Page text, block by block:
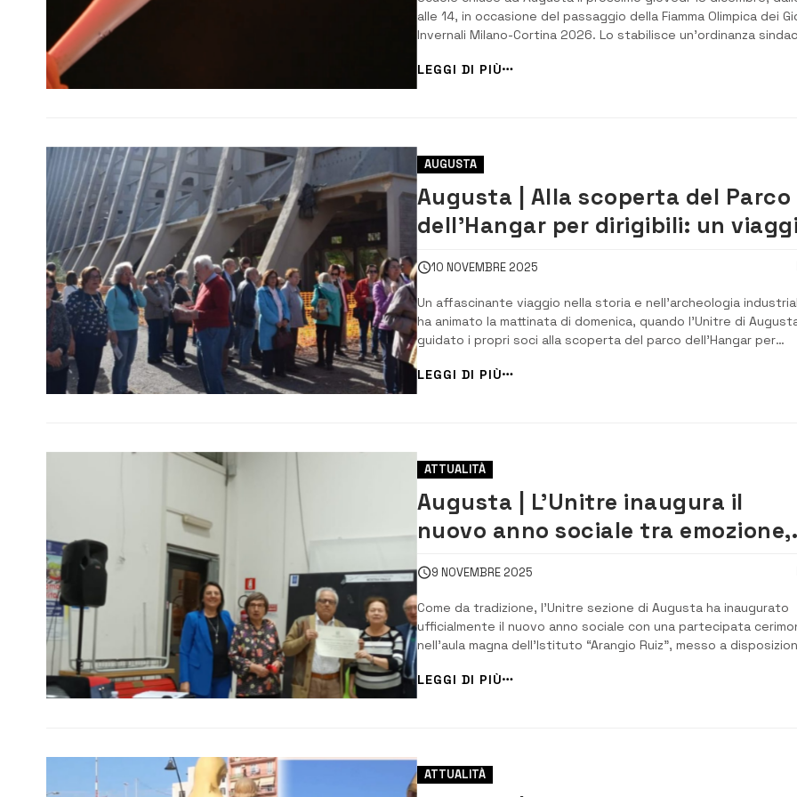
alle 14, in occasione del passaggio della Fiamma Olimpica dei
Invernali Milano-Cortina 2026. Lo stabilisce un’ordinanza
cittadinanza, in particolare degli studenti, a un evento di
eccezionale valore educativ...
LEGGI DI PIÙ
AUGUSTA
Augusta | Alla scoperta del Parco
dell’Hangar per dirigibili: un
nella memoria
10 NOVEMBRE 2025
Un affascinante viaggio nella storia e nell’archeologia
ha animato la mattinata di domenica, quando l’Unitre di
guidato i propri soci alla scoperta del parco dell’Hangar per
Dirigibili, uno dei luoghi più emblematici e suggestivi del
L’iniziativa, inserita nel calendario del Festival “Le Vie dei Tesori”
2025,...
LEGGI DI PIÙ
ATTUALITÀ
Augusta | L’Unitre inaugura il
nuovo anno sociale tra emozione,
cultura e progetti condivisi
9 NOVEMBRE 2025
Come da tradizione, l’Unitre sezione di Augusta ha inaugurato
ufficialmente il nuovo anno sociale con una partecipata
nell’aula magna dell’Istituto “Arangio Ruiz”, messo a
L’evento si è aperto con il saluto del segretario e cerimoniere
Carmelo Addia, che dopo...
LEGGI DI PIÙ
ATTUALITÀ